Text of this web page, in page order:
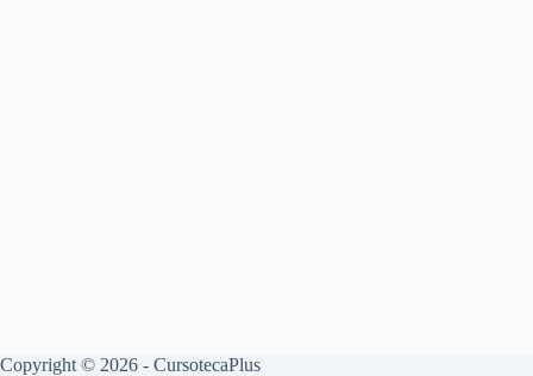
Copyright © 2026 - CursotecaPlus